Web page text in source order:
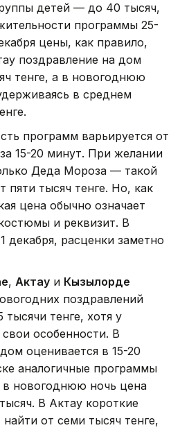
детей — до 40 тысяч,
программы 25-
цены, как правило,
поздравление на дом
тенге, а в новогоднюю
в среднем
программ варьируется от
15-20 минут. При желании
Деда Мороза — такой
пяти тысяч тенге. Но, как
цена обычно означает
и реквизит. В
декабря, расценки заметно
, Актау и Кызылорде
поздравлений
тысячи тенге, хотя у
особенности. В
оценивается в 15-20
аналогичные программы
в новогоднюю ночь цена
В Актау короткие
от семи тысяч тенге,